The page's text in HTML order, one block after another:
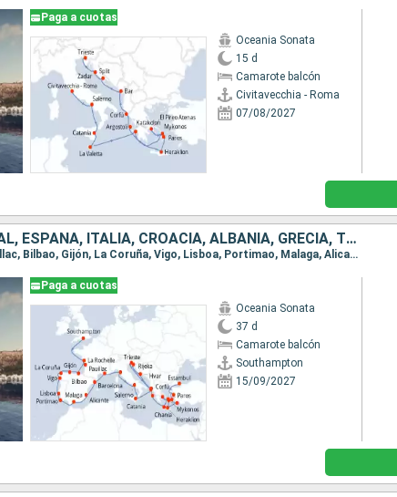
Paga a cuotas
Oceania Sonata
15 d
Camarote balcón
Civitavecchia - Roma
07/08/2027
REINO UNIDO, FRANCIA, PORTUGAL, ESPAÑA, ITALIA, CROACIA, ALBANIA, GRECIA, TURQUÍA
Itinerario : Southampton, La Rochelle, Pauillac, Bilbao, Gijón, La Coruña, Vigo, Lisboa, Portimao, Malaga, Alicante, Barcelona, Marsella, Pisa/Florencia (Livorno), Salerno, Catania, Corfú, Trieste, Rijeka, Hvar, Saranda, Argostoli, Chania, Mykonos, El Pireo Atenas, Paros, Heraklion, Rodas, Patmos, Izmir, Estambul
Paga a cuotas
Oceania Sonata
37 d
Camarote balcón
Southampton
15/09/2027